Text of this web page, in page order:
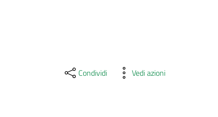
Condividi Vedi azioni